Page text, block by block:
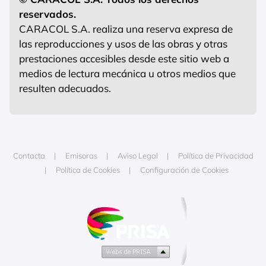
reservados.
CARACOL S.A. realiza una reserva expresa de
las reproducciones y usos de las obras y otras
prestaciones accesibles desde este sitio web a
medios de lectura mecánica u otros medios que
resulten adecuados.
Contacta Emisoras Aviso Legal
Política de Privacidad
Política de Cookies
Configuración de Cookies